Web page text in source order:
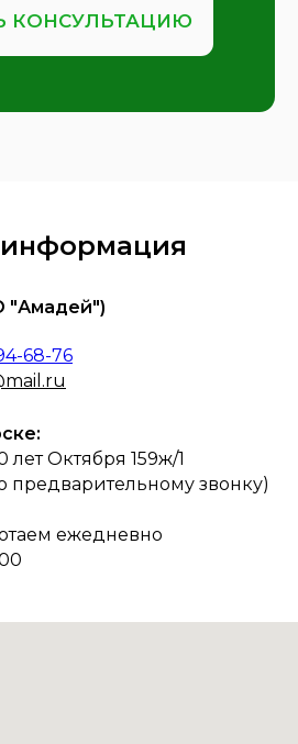
информация
"Амадей")
68-76
лет Октября 159ж/1
предварительному звонку)
ежедневно